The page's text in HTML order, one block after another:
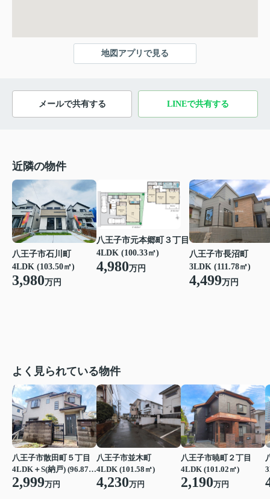
地図アプリで見る
メールで共有する LINEで共有する
近隣の物件
八王子市石川町
4LDK (103.50㎡)
3,980万円
八王子市元本郷町３丁目
4LDK (100.33㎡)
4,980万円
八王子市長沼町
3LDK (111.78㎡)
4,499万円
よく見られている物件
八王子市散田町５丁目
4LDK＋S(納戸) (96.87㎡)
2,999万円
八王子市並木町
4LDK (101.58㎡)
4,230万円
八王子市暁町２丁目
4LDK (101.02㎡)
2,190万円